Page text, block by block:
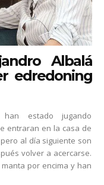
Albalá
edredoning
estado jugando
entraran en la casa de
al día siguiente son
volver a acercarse.
por encima y han